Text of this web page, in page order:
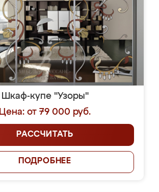
Шкаф-купе "Узоры"
Цена: от 79 000 руб.
РАССЧИТАТЬ
ПОДРОБНЕЕ